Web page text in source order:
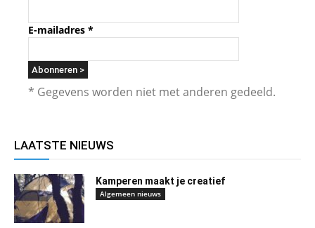
E-mailadres *
* Gegevens worden niet met anderen gedeeld.
LAATSTE NIEUWS
Kamperen maakt je creatief
Algemeen nieuws